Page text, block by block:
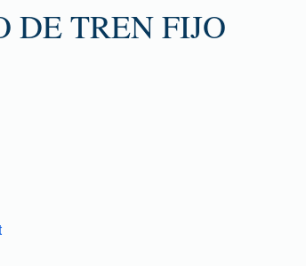
DE TREN FIJO